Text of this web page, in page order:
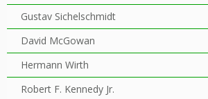
Gustav Sichelschmidt
David McGowan
Hermann Wirth
Robert F. Kennedy Jr.